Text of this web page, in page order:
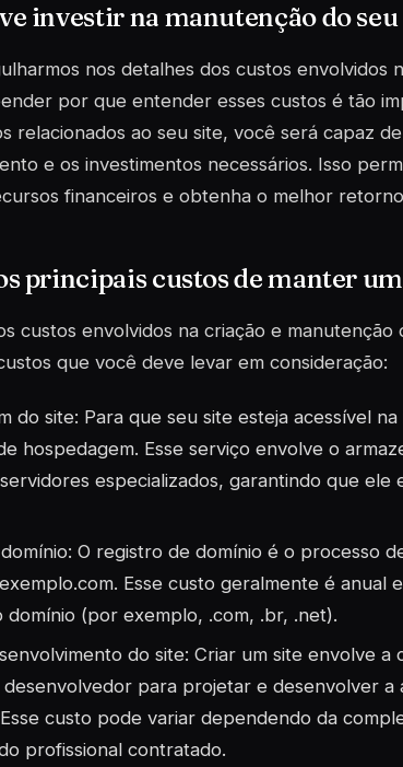
investir na manutenção do seu
nos detalhes dos custos envolvidos
por que entender esses custos é tão
relacionados ao seu site, você será capaz
e os investimentos necessários. Isso
financeiros e obtenha o melhor
principais custos de manter
custos envolvidos na criação e manutenção
que você deve levar em consideração:
do site: Para que seu site esteja acessível
hospedagem. Esse serviço envolve o
especializados, garantindo que ele
O registro de domínio é o processo
Esse custo geralmente é anual
domínio (por exemplo, .com, .br, .net).
do site: Criar um site envolve
para projetar e desenvolver a
custo pode variar dependendo da
profissional contratado.